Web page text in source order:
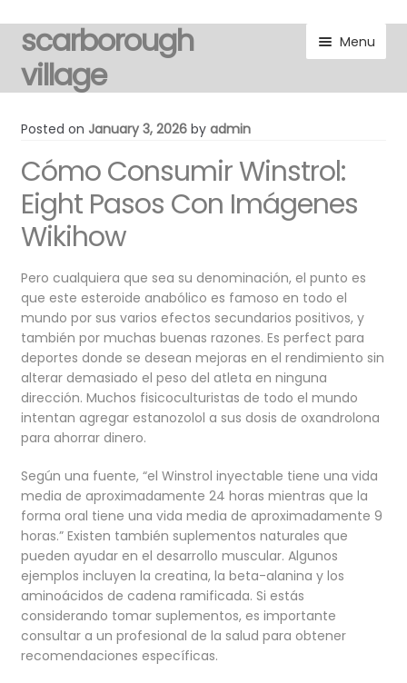
Skip
to
navigation
Skip
to
content
scarborough
village
Menu
residents
gallery
Expand
child
discover
noticeboard
Expand
menu
Posted on January 3, 2026 by admin
Cómo Consumir Winstrol:
Eight Pasos Con Imágenes
Wikihow
Pero cualquiera que sea su denominación, el punto es
que este esteroide anabólico es famoso en todo el
mundo por sus varios efectos secundarios positivos, y
también por muchas buenas razones. Es perfect para
deportes donde se desean mejoras en el rendimiento sin
alterar demasiado el peso del atleta en ninguna
dirección. Muchos fisicoculturistas de todo el mundo
intentan agregar estanozolol a sus dosis de oxandrolona
para ahorrar dinero.
Según una fuente, “el Winstrol inyectable tiene una vida
media de aproximadamente 24 horas mientras que la
forma oral tiene una vida media de aproximadamente 9
horas.” Existen también suplementos naturales que
pueden ayudar en el desarrollo muscular. Algunos
ejemplos incluyen la creatina, la beta-alanina y los
aminoácidos de cadena ramificada. Si estás
considerando tomar suplementos, es importante
consultar a un profesional de la salud para obtener
recomendaciones específicas.